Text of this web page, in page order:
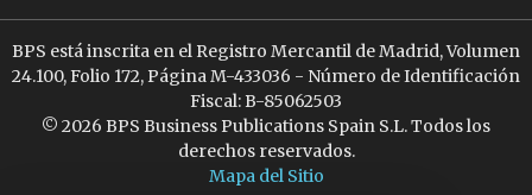
BPS está inscrita en el Registro Mercantil de Madrid, Volumen
24.100, Folio 172, Página M-433036 - Número de Identificación
Fiscal: B-85062503
© 2026 BPS Business Publications Spain S.L. Todos los
derechos reservados.
Mapa del Sitio